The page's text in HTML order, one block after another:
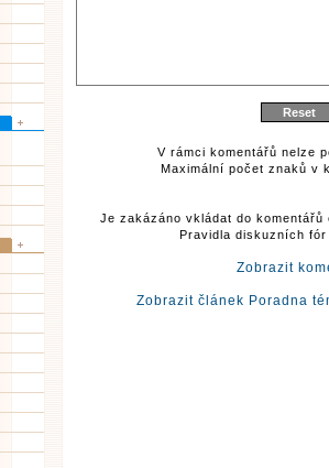
V rámci komentářů nelze
Maximální počet znaků v
Je zakázáno vkládat do
Pravidla diskuzních
Zobrazit
Zobrazit článek Poradna